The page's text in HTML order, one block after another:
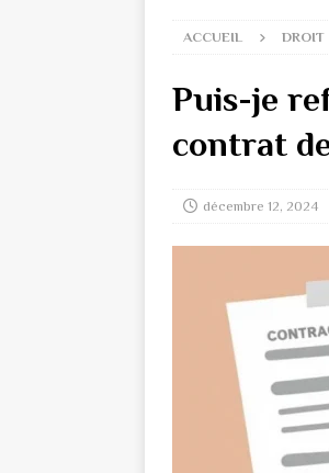
ACCUEIL DROIT
Puis-je
contrat
décembre 12, 2024